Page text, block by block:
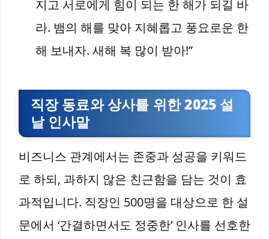
지고 서로에게 힘이 되는 한 해가 되길 바
라. 뱀의 해를 맞아 지혜롭고 풍요로운 한
해 보내자. 새해 복 많이 받아!”
직장 동료와 상사를 위한 2025 설
날 인사말
비즈니스 관계에서는 존중과 성공을 키워드
로 하되, 과하지 않은 친근함을 담는 것이 효
과적입니다. 직장인 500명을 대상으로 한 설
문에서 ‘간결하면서도 정중한’ 인사를 선호한